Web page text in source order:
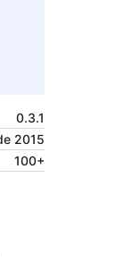
0.3.1
2015
100+